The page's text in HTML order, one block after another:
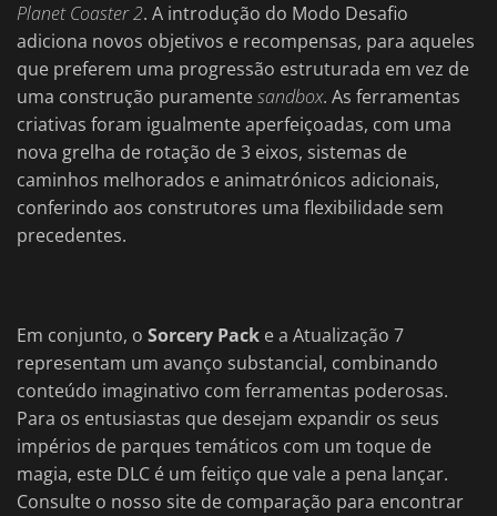
Planet Coaster 2. A introdução do Modo Desafio
adiciona novos objetivos e recompensas, para aqueles
que preferem uma progressão estruturada em vez de
uma construção puramentesandbox. As ferramentas
criativas foram igualmente aperfeiçoadas, com uma
nova grelha de rotação de 3 eixos, sistemas de
caminhos melhorados e animatrónicos adicionais,
conferindo aos construtores uma flexibilidade sem
precedentes.
Em conjunto, o Sorcery Pack e a Atualização 7
representam um avanço substancial, combinando
conteúdo imaginativo com ferramentas poderosas.
Para os entusiastas que desejam expandir os seus
impérios de parques temáticos com um toque de
magia, este DLC é um feitiço que vale a pena lançar.
Consulte o nosso site de comparação para encontrar